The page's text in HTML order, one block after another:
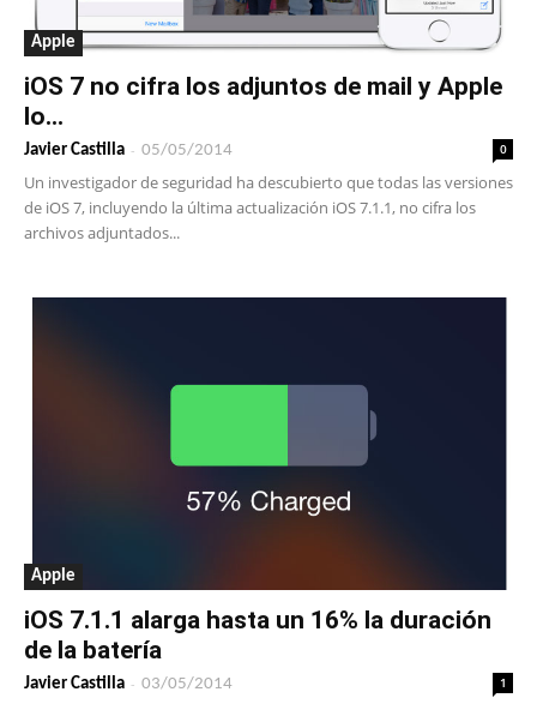
Apple
iOS 7 no cifra los adjuntos de mail y Apple
lo...
Javier Castilla - 05/05/2014 0
Un investigador de seguridad ha descubierto que todas las versiones
de iOS 7, incluyendo la última actualización iOS 7.1.1, no cifra los
archivos adjuntados...
Apple
iOS 7.1.1 alarga hasta un 16% la duración
de la batería
Javier Castilla - 03/05/2014 1